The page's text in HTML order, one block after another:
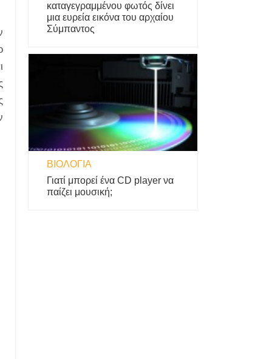
καταγεγραμμένου φωτός δίνει
μια ευρεία εικόνα του αρχαίου
Σύμπαντος
ΒΙΟΛΟΓΊΑ
Γιατί μπορεί ένα CD player να
παίζει μουσική;